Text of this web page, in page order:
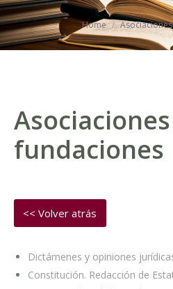
You are here:Home
fundaciones
Dictámenes y opiniones
Constitución. Redacción de